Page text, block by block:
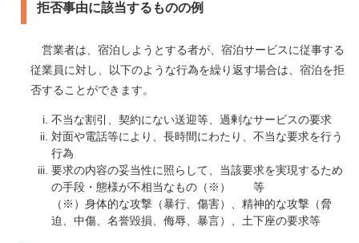
拒否事由に該当するものの例
営業者は、宿泊しようとする者が、宿泊サービスに従事する
従業員に対し、以下のような行為を繰り返す場合は、宿泊を拒
否することができます。
不当な割引、契約にない送迎等、過剰なサービスの要求
対面や電話等により、長時間にわたり、不当な要求を行う
行為
要求の内容の妥当性に照らして、当該要求を実現するため
の手段・態様が不相当なもの（※） 等
（※）身体的な攻撃（暴行、傷害）、精神的な攻撃（脅
迫、中傷、名誉毀損、侮辱、暴言）、土下座の要求等